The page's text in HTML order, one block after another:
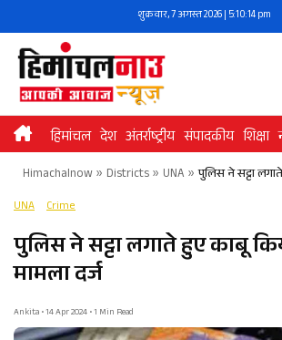
to
content
शुक्रवार, 7 अगस्त 2026 | 5:10:15 pm
हिमांचल देश अंतर्राष्ट्रीय संपादकीय शिक्षा
Himachalnow» Districts» UNA » पुलिस ने सट्टा
UNA Crime
पुलिस ने सट्टा लगाते हुए काबू
मामला दर्ज
Ankita • 14 Apr 2024 • 1 Min Read